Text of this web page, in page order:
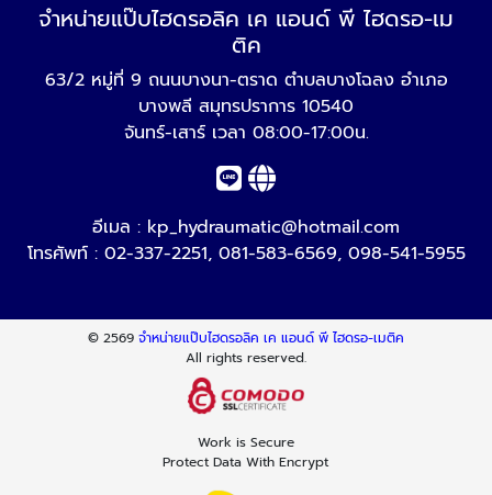
จำหน่ายแป๊บไฮดรอลิค เค แอนด์ พี ไฮดรอ-เม
ติค
63/2 หมู่ที่ 9 ถนนบางนา-ตราด ตำบลบางโฉลง อำเภอ
บางพลี สมุทรปราการ 10540
จันทร์-เสาร์ เวลา 08:00-17:00น.
อีเมล : kp_hydraumatic@hotmail.com
โทรศัพท์ : 02-337-2251, 081-583-6569, 098-541-5955
© 2569 จำหน่ายแป๊บไฮดรอลิค เค แอนด์ พี ไฮดรอ-เมติค
All rights reserved.
Work is Secure
Protect Data With Encrypt